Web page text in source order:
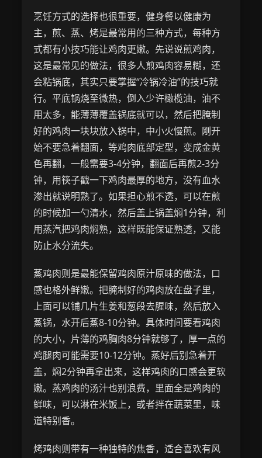
烹饪方式的选择也很重要，健身餐以健康为
主，煎、蒸、烤是最常用的三种方式，每种方
式都有小技巧能让鸡肉更嫩。先说说煎鸡肉，
这是最常见的做法，很多人煎鸡肉容易糊，还
会粘锅底，其实只要掌握“冷锅冷油”的技巧就
行。平底锅烧至微热，倒入少许橄榄油，油不
用太多，能薄薄覆盖锅底就可以，然后把腌制
好的鸡肉一块块放入锅中，中小火慢煎。刚开
始不要急着翻面，等鸡肉底部定型，变成金黄
色再翻，一般需要3-4分钟，翻面后再煎2-3分
钟，用筷子戳一下鸡肉最厚的地方，没有血水
渗出就说明熟了。如果担心煎不透，可以在煎
的时候加一勺清水，然后盖上锅盖焖1分钟，利
用蒸汽把鸡肉焖熟，这样既能保证熟透，又能
防止水分流失。
蒸鸡肉则是最能保留鸡肉原汁原味的做法，口
感也格外鲜嫩。把腌制好的鸡肉放在盘子里，
上面可以铺几片生姜和葱段去腥味，然后放入
蒸锅，水开后蒸8-10分钟。具体时间要看鸡肉
的大小，片薄的鸡胸肉8分钟就够了，厚一点的
鸡腿肉可能需要10-12分钟。蒸好后别急着开
盖，焖2分钟再拿出来，这样鸡肉的口感会更软
嫩。蒸鸡肉的汤汁也别浪费，里面全是鸡肉的
鲜味，可以淋在米饭上，或者拌在蔬菜里，味
道特别香。
烤鸡肉则带有一种独特的焦香，适合喜欢有风